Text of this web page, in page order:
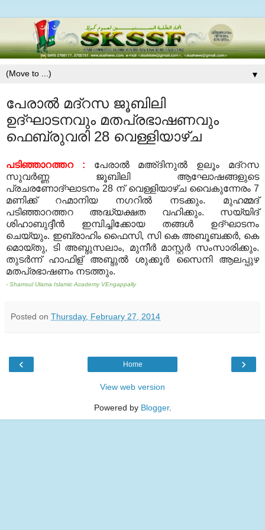
▼
പേരാല്‍ മദ്‌റസ ജൂബിലി
ഉദ്ഘാടനവും മതപ്രഭാഷണവും
ഫെബ്രുവരി 28 വെള്ളിയാഴ്ച
പടിഞ്ഞാറത്തറ : പേരാല്‍ മഅ്ദിനുല്‍ ഉലൂം മദ്‌റസ
സുവര്‍ണ്ണ ജൂബിലി ആഘോഷങ്ങളുടെ
പ്രചരണോദ്ഘാടനം 28 ന് വെള്ളിയാഴ്ച വൈകുന്നേരം7
മണിക്ക് റഹ്മാനിയ നഗറില്‍ നടക്കും. മുഹമ്മദ്
പടിഞ്ഞാറത്തറ അദ്ധ്യക്ഷത വഹിക്കും. സയ്യിദ്
ശിഹാബുദ്ദീന്‍ ഇമ്പിച്ചിക്കോയ തങ്ങള്‍ ഉദ്ഘാടനം
ചെയ്യും. ഇബ്രാഹിം ഫൈസി, സി കെ അബൂബക്കര്‍, കെ
മൊയ്തു, ടി അബ്ദുസലാം, മുനീര്‍ മാസ്റ്റര്‍ സംസാരിക്കും.
തുടര്‍ന്ന് ഹാഫിള് അബ്ദുല്‍ ശുക്കൂര്‍ സൈനി ആലപ്പുഴ
മതപ്രഭാഷണം നടത്തും.
- Shamsul Ulama Islamic Academy VEngappally
Posted on Thursday, February 27, 2014
‹ ›
Home
View web version
Powered by Blogger.